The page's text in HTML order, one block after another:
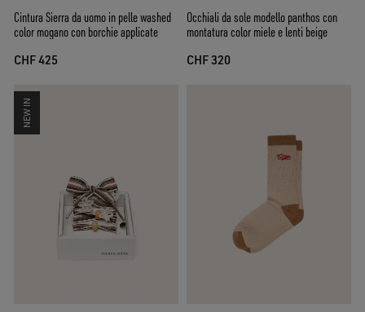
Cintura Sierra da uomo in pelle washed
color mogano con borchie applicate
CHF 425
Occhiali da sole modello panthos con
montatura color miele e lenti beige
CHF 320
NEW IN